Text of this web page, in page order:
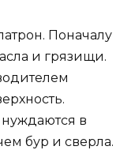
Поначалу
и грязищи.
в
бур и сверла.